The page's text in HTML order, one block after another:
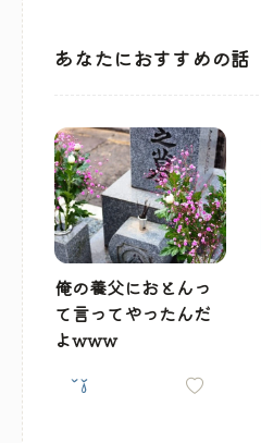
あなたにおすすめの話
俺の養父におとんっ
て言ってやったんだ
よwww